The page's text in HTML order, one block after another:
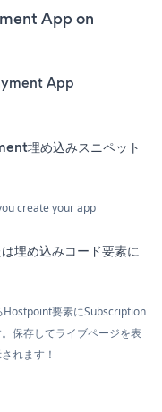
App on
App
埋め込みスニペット
create your app
埋め込みコード要素に
Hostpoint要素にSubscription
保存してライブページを表
れます！